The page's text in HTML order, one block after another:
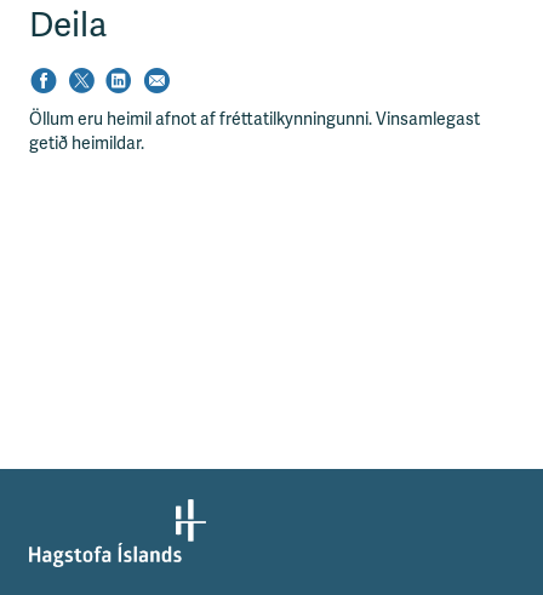
Deila
Öllum eru heimil afnot af fréttatilkynningunni. Vinsamlegast
getið heimildar.